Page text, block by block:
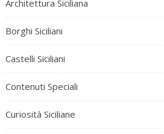
Architettura Siciliana
Borghi Siciliani
Castelli Siciliani
Contenuti Speciali
Curiosità Siciliane